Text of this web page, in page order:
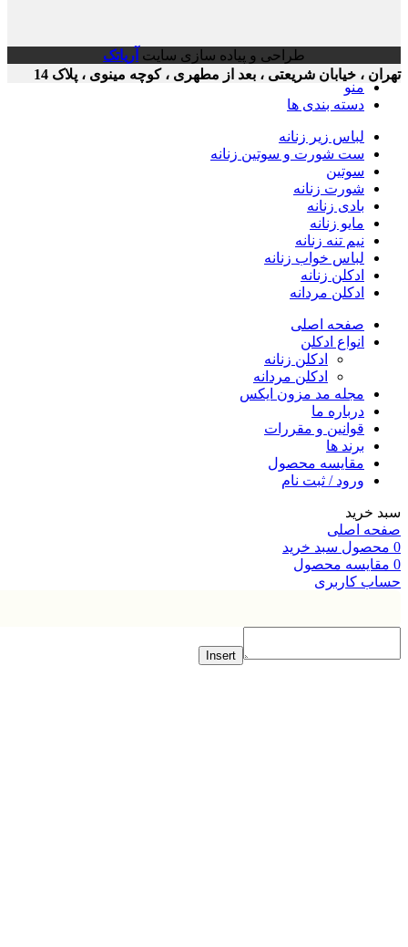
، خیابان شریعتی ، بعد از مطهری ، کوچه مینوی ، پلاک 14
طراحی و پیاده سازی سایتآریاتک
منو
دسته بندی ها
لباس زیر زنانه
ست شورت و سوتین زنانه
سوتین
شورت زنانه
بادی زنانه
مایو زنانه
نیم تنه زنانه
لباس خواب زنانه
ادکلن زنانه
ادکلن مردانه
صفحه اصلی
انواع ادکلن
ادکلن زنانه
ادکلن مردانه
مجله مد مزون ایکس
درباره ما
قوانین و مقررات
برند ها
مقایسه محصول
ورود / ثبت نام
اصلی
سبد خرید
محصول
کاربری
Insert